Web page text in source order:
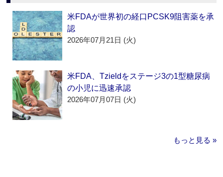
米FDAが世界初の経口PCSK9阻害薬を承
認
2026年07月21日 (火)
米FDA、Tzieldをステージ3の1型糖尿病
の小児に迅速承認
2026年07月07日 (火)
もっと見る »